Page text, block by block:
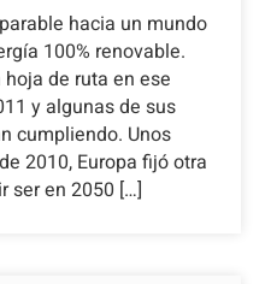
hacia un mundo
100% renovable.
de ruta en ese
y algunas de sus
cumpliendo. Unos
2010, Europa fijó otra
ser en 2050 […]